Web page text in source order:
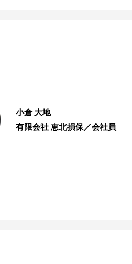
小倉 大地
有限会社 恵北損保／会社員